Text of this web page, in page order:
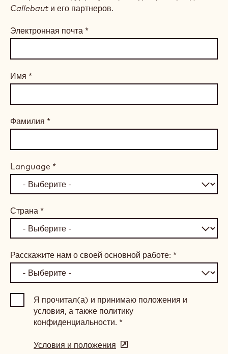
Callebaut и его партнеров.
Электронная почта *
Имя *
Фамилия *
Language *
Страна *
Расскажите нам о своей основной работе: *
Я прочитал(а) и принимаю положения и
условия, а также политику
конфиденциальности. *
Условия и положения (opens